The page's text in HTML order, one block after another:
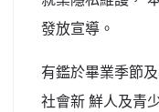
啟英高中-
發放宣導。
有鑑於畢業季節
社會新 鮮人及青